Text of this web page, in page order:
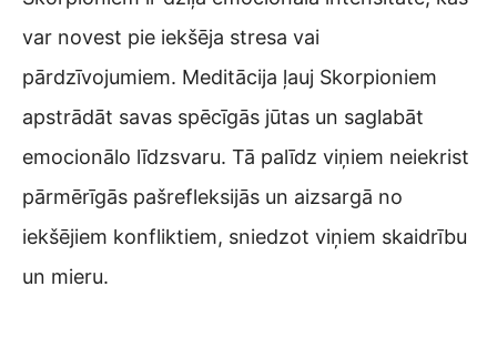
var novest pie iekšēja stresa vai
pārdzīvojumiem. Meditācija ļauj Skorpioniem
apstrādāt savas spēcīgās jūtas un saglabāt
emocionālo līdzsvaru. Tā palīdz viņiem neiekrist
pārmērīgās pašrefleksijās un aizsargā no
iekšējiem konfliktiem, sniedzot viņiem skaidrību
un mieru.